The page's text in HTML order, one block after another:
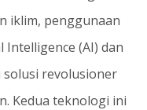
iklim, penggunaan
(AI) dan
revolusioner
Kedua teknologi ini